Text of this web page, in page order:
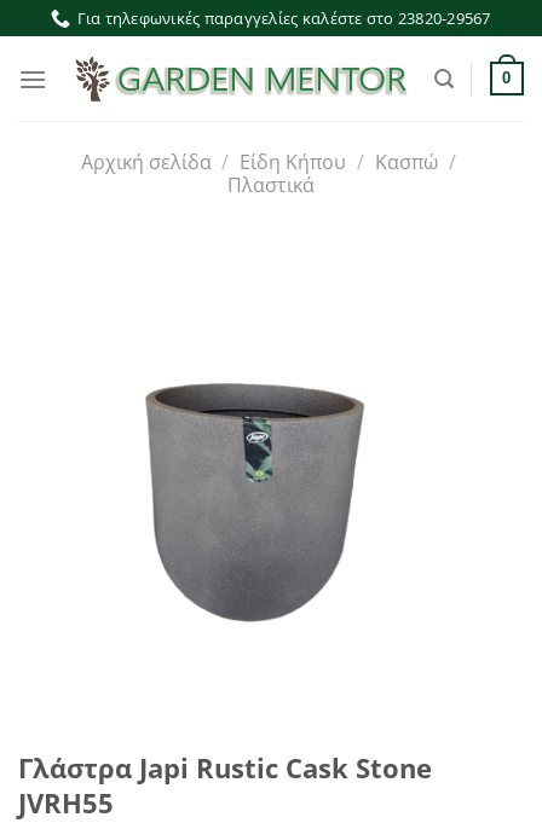
Μετάβαση
στο
περιεχόμενο
Για τηλεφωνικές παραγγελίες καλέστε στο 23820-29567
0
Αρχική σελίδα / Είδη Κήπου / Κασπώ /
Πλαστικά
Γλάστρα Japi Rustic Cask Stone
JVRH55